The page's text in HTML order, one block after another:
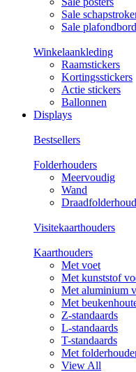
Sale
Sale
Winkelaankleding
Raamstickers
Kortingsstickers
Actie stickers
Ballonnen
Displays
Bestsellers
Folderhouders
Meervoudig
Wand
Visitekaarthouders
Kaarthouders
Met voet
Met kunststof
Met aluminium
Met
Z-standaards
L-standaards
T-standaards
Met
View All